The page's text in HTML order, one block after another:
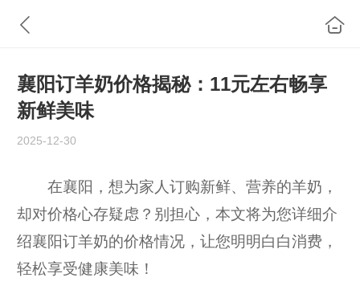
襄阳订羊奶价格揭秘：11元左右畅享
新鲜美味
2025-12-30
在襄阳，想为家人订购新鲜、营养的羊奶，
却对价格心存疑虑？别担心，本文将为您详细介
绍襄阳订羊奶的价格情况，让您明明白白消费，
轻松享受健康美味！